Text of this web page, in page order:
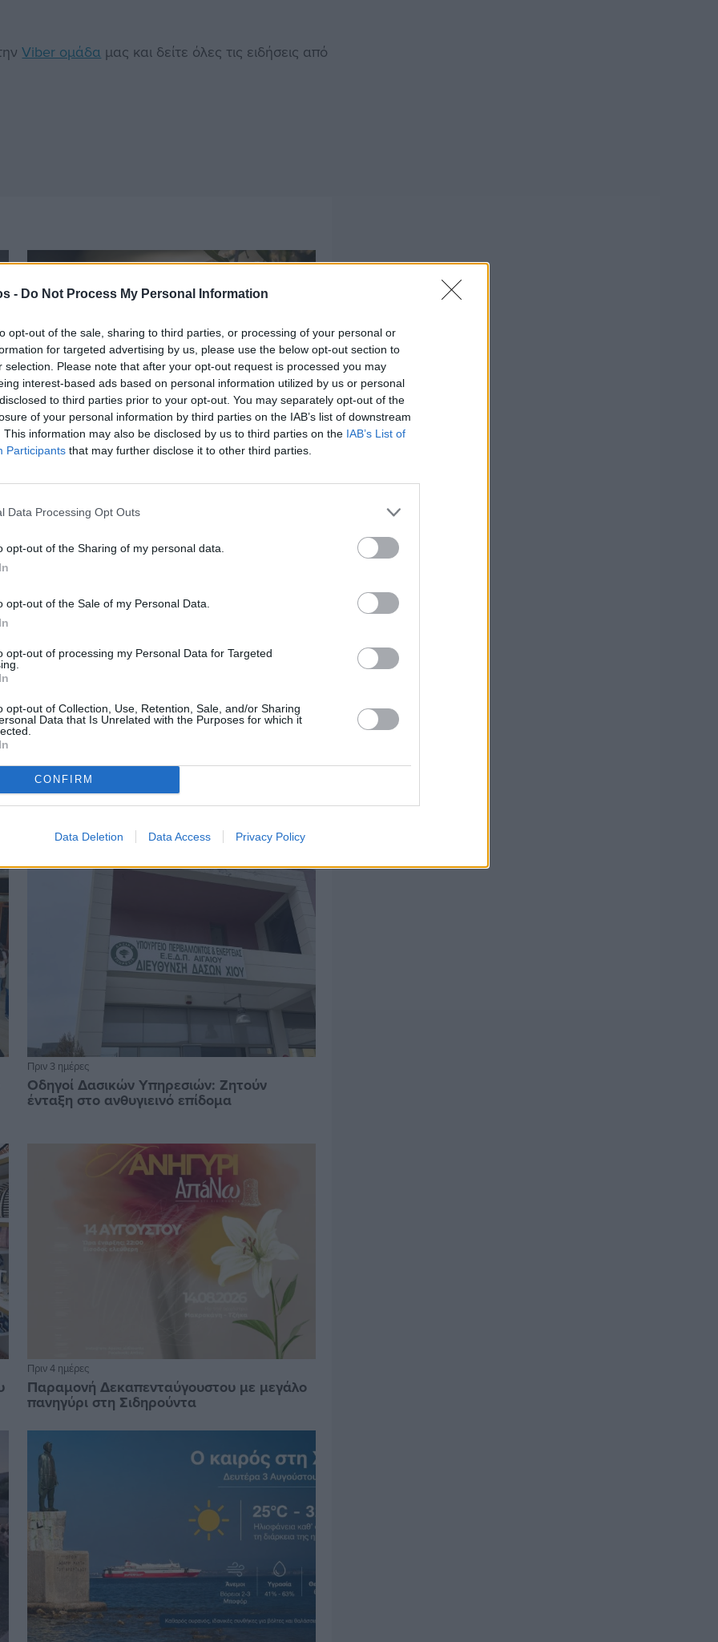
- Do Not Process My Personal Information
opt-out of the sale, sharing to third parties, or processing of your personal or
for targeted advertising by us, please use the below opt-out section to
selection. Please note that after your opt-out request is processed you may
interest-based ads based on personal information utilized by us or personal
to third parties prior to your opt-out. You may separately opt-out of the
of your personal information by third parties on the IAB’s list of downstream
This information may also be disclosed by us to third parties on the IAB’s List of
Participants that may further disclose it to other third parties.
Data Processing Opt Outs
opt-out of the Sharing of my personal data.
opt-out of the Sale of my Personal Data.
opt-out of processing my Personal Data for Targeted
opt-out of Collection, Use, Retention, Sale, and/or Sharing
Data that Is Unrelated with the Purposes for which it
CONFIRM
Data Deletion Data Access Privacy Policy
Viber ομάδα μας και δείτε όλες τις ειδήσεις από
προετοιμασία των ελαιοπαραγωγών στη
Πριν 3 ημέρες
Αδειάζουν τα νησιά – Το δημογραφικό στο
«κόκκινο»
Πριν 3 ημέρες
Οδηγοί Δασικών Υπηρεσιών: Ζητούν
ένταξη στο ανθυγιεινό επίδομα
Πριν 4 ημέρες
Παραμονή Δεκαπενταύγουστου με μεγάλο
πανηγύρι στη Σιδηρούντα